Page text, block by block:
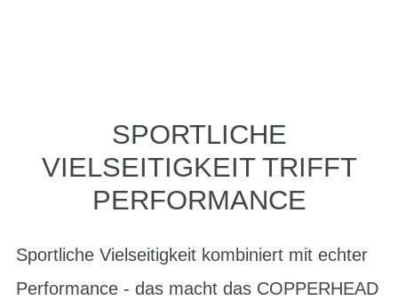
SPORTLICHE
VIELSEITIGKEIT TRIFFT
PERFORMANCE
Sportliche Vielseitigkeit kombiniert mit echter
Performance - das macht das COPPERHEAD